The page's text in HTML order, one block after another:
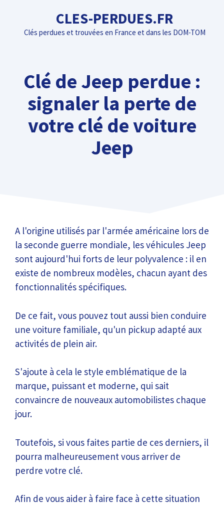
contenu
CLES-PERDUES.FR
Clés perdues et trouvées en France et dans les DOM-TOM
Clé de Jeep perdue :
signaler la perte de
votre clé de voiture
Jeep
A l'origine utilisés par l'armée américaine lors de
la seconde guerre mondiale, les véhicules Jeep
sont aujourd'hui forts de leur polyvalence : il en
existe de nombreux modèles, chacun ayant des
fonctionnalités spécifiques.
De ce fait, vous pouvez tout aussi bien conduire
une voiture familiale, qu'un pickup adapté aux
activités de plein air.
S'ajoute à cela le style emblématique de la
marque, puissant et moderne, qui sait
convaincre de nouveaux automobilistes chaque
jour.
Toutefois, si vous faites partie de ces derniers, il
pourra malheureusement vous arriver de
perdre votre clé.
Afin de vous aider à faire face à cette situation